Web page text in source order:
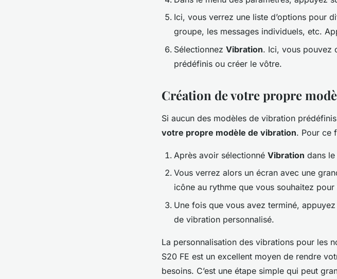
Ici, vous verrez une liste d’options pour
groupe, les messages individuels, etc.
Sélectionnez Vibration. Ici, vous pouvez
prédéfinis ou créer le vôtre.
Création de votre propre
Si aucun des modèles de vibration
votre propre modèle de vibration. Pour ce
Après avoir sélectionné Vibration dans
Vous verrez alors un écran avec une
icône au rythme que vous souhaitez
Une fois que vous avez terminé,
de vibration personnalisé.
La personnalisation des vibrations pour les
S20 FE est un excellent moyen de rendre
besoins. C’est une étape simple qui peut